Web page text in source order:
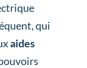
qui
aides